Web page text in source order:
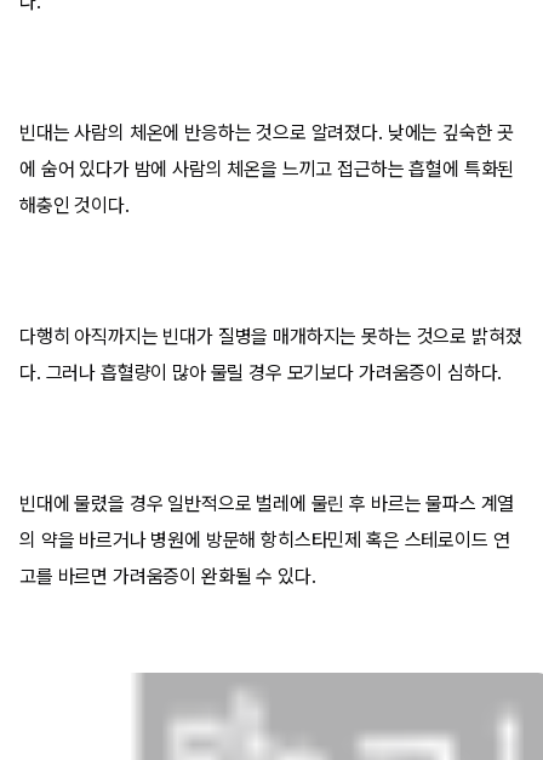
빈대는 사람의 체온에 반응하는 것으로 알려졌다. 낮에는 깊숙한 곳
에 숨어 있다가 밤에 사람의 체온을 느끼고 접근하는 흡혈에 특화된
해충인 것이다.
다행히 아직까지는 빈대가 질병을 매개하지는 못하는 것으로 밝혀졌
다. 그러나 흡혈량이 많아 물릴 경우 모기보다 가려움증이 심하다.
빈대에 물렸을 경우 일반적으로 벌레에 물린 후 바르는 물파스 계열
의 약을 바르거나 병원에 방문해 항히스타민제 혹은 스테로이드 연
고를 바르면 가려움증이 완화될 수 있다.